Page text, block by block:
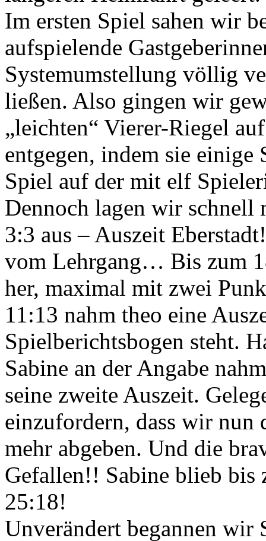
Im ersten Spiel sahen wir
aufspielende
Systemumstellung völlig
ließen. Also gingen wir
„leichten“ Vierer-Riegel
entgegen, indem sie einige
Spiel auf der mit elf
Dennoch lagen wir
3:3 aus – Auszeit
vom Lehrgang… Bis zum
her, maximal mit zwei
11:13 nahm theo eine
Spielberichtsbogen steht.
Sabine an der Angabe
seine zweite Auszeit.
einzufordern, dass wir nun
mehr abgeben. Und die
Gefallen!! Sabine blieb bis
25:18!
Unverändert begannen wir